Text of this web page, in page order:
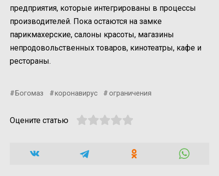
предприятия, которые интегрированы в процессы
производителей. Пока остаются на замке
парикмахерские, салоны красоты, магазины
непродовольственных товаров, кинотеатры, кафе и
рестораны.
Богомаз коронавирус ограничения
Оцените статью